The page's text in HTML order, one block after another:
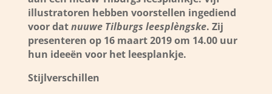
illustratoren hebben voorstellen ingediend
voor datnuuwe Tilburgs leesplèngske. Zij
presenteren op 16 maart 2019 om 14.00 uur
hun ideeën voor het leesplankje.
Stijlverschillen